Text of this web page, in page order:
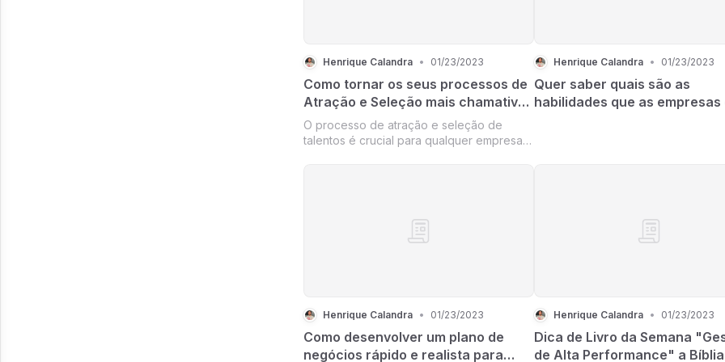
Henrique Calandra • 01/23/2023
Como tornar os seus processos de
Atração e Seleção mais chamativos
em 2023
O processo de atração e seleção de
talentos é crucial para qualquer empresa,
Henrique Calandra • 01/23/2023
Quer saber quais são as
habilidades que as empresas
Henrique Calandra • 01/23/2023
Como desenvolver um plano de
negócios rápido e realista para
Henrique Calandra • 01/23/2023
Dica de Livro da Semana
de Alta Performance"​ a